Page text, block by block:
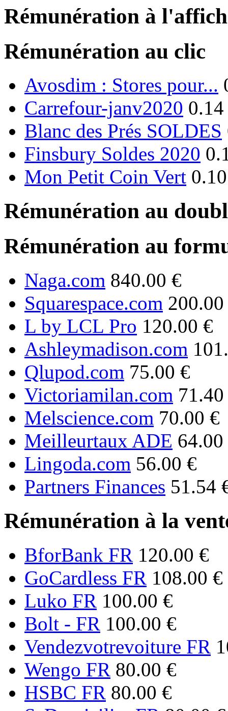
Rémunération à
Rémunération au clic
Avosdim : Stores pour...
Carrefour-janv2020
Blanc des Prés SOLDES
Finsbury Soldes 2020
Mon Petit Coin Vert
Rémunération au
Rémunération au
Naga.com 840.00 €
Squarespace.com
L by LCL Pro 120.00 €
Ashleymadison.com
Qlupod.com 75.00 €
Victoriamilan.com
Melscience.com 70.00 €
Meilleurtaux ADE 64.00
Lingoda.com 56.00 €
Partners Finances 51.54
Rémunération à la
BforBank FR 120.00 €
GoCardless FR 108.00 €
Luko FR 100.00 €
Bolt - FR 100.00 €
Vendezvotrevoiture FR
Wengo FR 80.00 €
HSBC FR 80.00 €